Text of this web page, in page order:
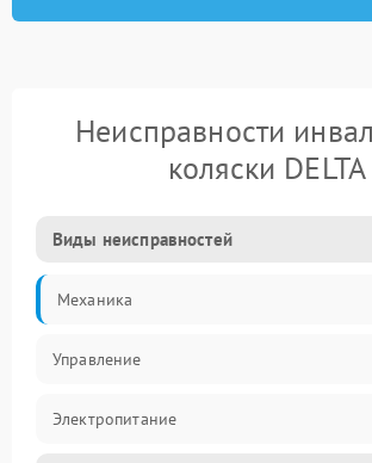
Неисправности
коляски DELTA
Виды неисправностей
Механика
Управление
Электропитание